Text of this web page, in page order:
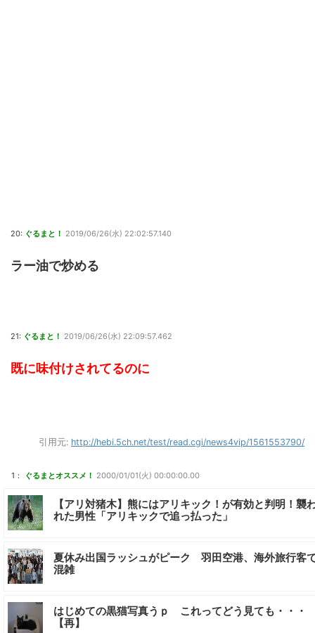
20: ぐるまと！ 2019/06/26(水) 22:02:57.140
ラー油で炒める
21: ぐるまと！ 2019/06/26(水) 22:09:57.462
既に味付けされてるのに
引用元: http://hebi.5ch.net/test/read.cgi/news4vip/1561553790/
1： ぐるまとオススメ！ 2000/01/01(火) 00:00:00.00
【アリ対猪木】熊にはアリキック！が有効と判明！襲
れた男性「アリキックで追っ払った」
夏休み出国ラッシュがピーク 羽田空港、海外旅行客
混雑
はじめての黒猫写真うｐ これってどう見ても・・・
【再】